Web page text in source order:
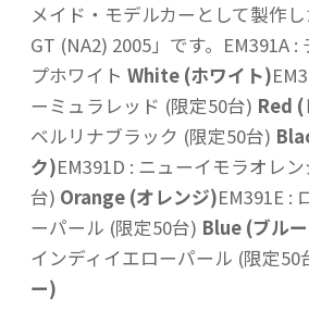
メイド・モデルカーとして製作
GT (NA2) 2005」です。EM391A :
プホワイト White (ホワイト)
ーミュラレッド (限定50台) Red
ベルリナブラック (限定50台)
ク)EM391D : ニューイモラオレ
台) Orange (オレンジ)EM391E :
ーパール (限定50台) Blue (ブル
インディイエローパール (限定50
ー)